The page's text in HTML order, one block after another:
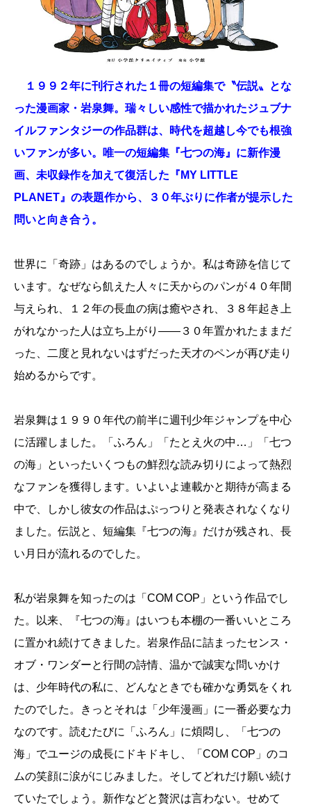
１９９２年に刊行された１冊の短編集で〝伝説〟とな
った漫画家・岩泉舞。瑞々しい感性で描かれたジュブナ
イルファンタジーの作品群は、時代を超越し今でも根強
いファンが多い。唯一の短編集『七つの海』に新作漫
画、未収録作を加えて復活した『MY LITTLE
PLANET』の表題作から、３０年ぶりに作者が提示した
問いと向き合う。
世界に「奇跡」はあるのでしょうか。私は奇跡を信じて
います。なぜなら飢えた人々に天からのパンが４０年間
与えられ、１２年の長血の病は癒やされ、３８年起き上
がれなかった人は立ち上がり――３０年置かれたままだ
った、二度と見れないはずだった天才のペンが再び走り
始めるからです。
岩泉舞は１９９０年代の前半に週刊少年ジャンプを中心
に活躍しました。「ふろん」「たとえ火の中…」「七つ
の海」といったいくつもの鮮烈な読み切りによって熱烈
なファンを獲得します。いよいよ連載かと期待が高まる
中で、しかし彼女の作品はぷっつりと発表されなくなり
ました。伝説と、短編集『七つの海』だけが残され、長
い月日が流れるのでした。
私が岩泉舞を知ったのは「COM COP」という作品でし
た。以来、『七つの海』はいつも本棚の一番いいところ
に置かれ続けてきました。岩泉作品に詰まったセンス・
オブ・ワンダーと行間の詩情、温かで誠実な問いかけ
は、少年時代の私に、どんなときでも確かな勇気をくれ
たのでした。きっとそれは「少年漫画」に一番必要な力
なのです。読むたびに「ふろん」に煩悶し、「七つの
海」でユージの成長にドキドキし、「COM COP」のコ
ムの笑顔に涙がにじみました。そしてどれだけ願い続け
ていたでしょう。新作などと贅沢は言わない。せめて